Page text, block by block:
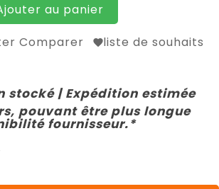
au panier
Comparer liste de souhaits
stocké | Expédition estimée
pouvant être plus longue
fournisseur.*